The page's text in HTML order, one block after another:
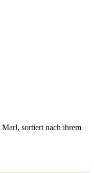
Marl, sortiert nach ihrem